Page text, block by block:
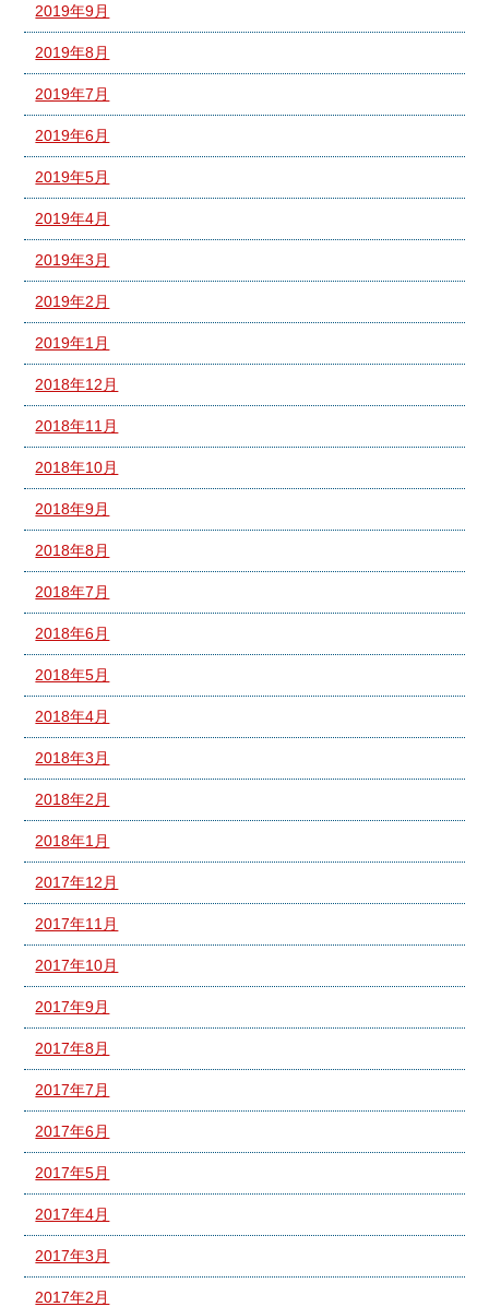
2019年9月
2019年8月
2019年7月
2019年6月
2019年5月
2019年4月
2019年3月
2019年2月
2019年1月
2018年12月
2018年11月
2018年10月
2018年9月
2018年8月
2018年7月
2018年6月
2018年5月
2018年4月
2018年3月
2018年2月
2018年1月
2017年12月
2017年11月
2017年10月
2017年9月
2017年8月
2017年7月
2017年6月
2017年5月
2017年4月
2017年3月
2017年2月